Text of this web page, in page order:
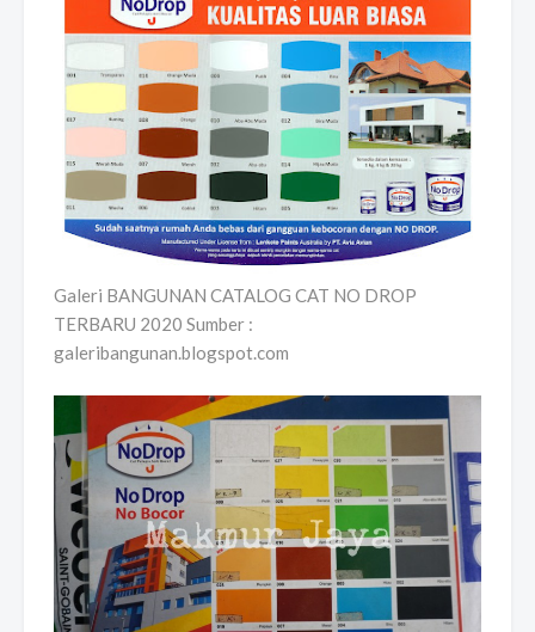
Galeri BANGUNAN CATALOG CAT NO DROP
TERBARU 2020 Sumber :
galeribangunan.blogspot.com